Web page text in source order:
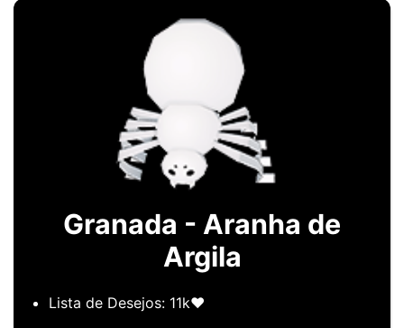
Granada - Aranha de
Argila
Lista de Desejos: 11k❤️